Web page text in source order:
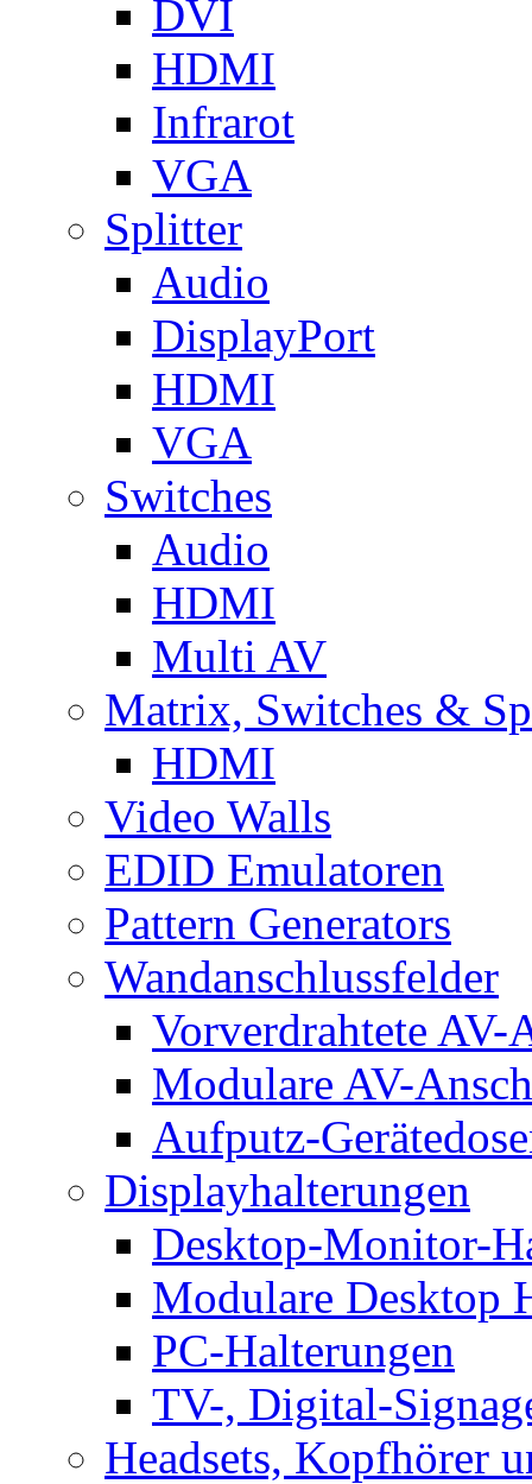
DVI
HDMI
Infrarot
VGA
Splitter
Audio
DisplayPort
HDMI
VGA
Switches
Audio
HDMI
Multi AV
Matrix, Switches &
HDMI
Video Walls
EDID Emulatoren
Pattern Generators
Wandanschlussfelder
Vorverdrahtete AV-
Modulare AV-
Aufputz-
Displayhalterungen
Desktop-Monitor-
Modulare Desktop
PC-Halterungen
TV-, Digital-
Headsets, Kopfhörer